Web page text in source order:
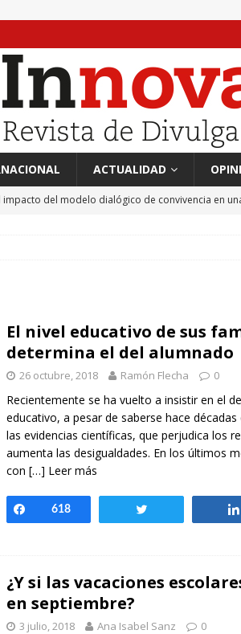
ACTUALIDAD
impacto del modelo dialógico de convivencia en
Adrián Aguayo Llanos
MIL PALABRAS
Ruiz Castillo
El nivel educativo de sus
determina el del alumnado
26 octubre, 2018 Ramón Flecha 0
Recientemente se ha vuelto a insistir en el
educativo, a pesar de saberse hace
las evidencias científicas, que perjudica los
aumenta las desigualdades. En los últimos
con […] Leer más
Compartir
618
¿Y si las vacaciones
en septiembre?
3 julio, 2018 Ana Isabel Sanz 0